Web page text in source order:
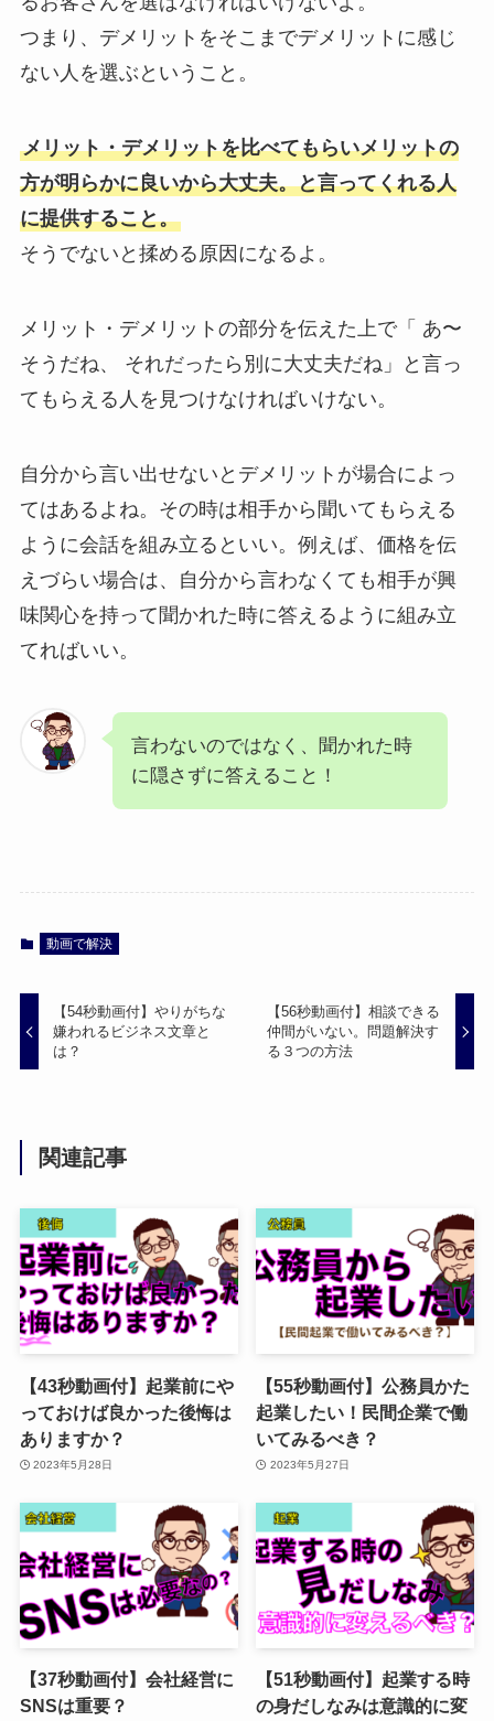
つまり、デメリットをそこまでデメリットに感じ
ない人を選ぶということ。
メリット・デメリットを比べてもらいメリットの
方が明らかに良いから大丈夫。と言ってくれる人
に提供すること。
そうでないと揉める原因になるよ。
メリット・デメリットの部分を伝えた上で「 あ〜
そうだね、 それだったら別に大丈夫だね」と言っ
てもらえる人を見つけなければいけない。
自分から言い出せないとデメリットが場合によっ
てはあるよね。その時は相手から聞いてもらえる
ように会話を組み立るといい。例えば、価格を伝
えづらい場合は、自分から言わなくても相手が興
味関心を持って聞かれた時に答えるように組み立
てればいい。
言わないのではなく、聞かれた時
に隠さずに答えること！
動画で解決
【54秒動画付】やりがちな
嫌われるビジネス文章と
は？
【56秒動画付】相談できる
仲間がいない。問題解決す
る３つの方法
関連記事
【43秒動画付】起業前にや
っておけば良かった後悔は
ありますか？
2023年5月28日
【55秒動画付】公務員かた
起業したい！民間企業で働
いてみるべき？
2023年5月27日
【37秒動画付】会社経営に
SNSは重要？
【51秒動画付】起業する時
の身だしなみは意識的に変